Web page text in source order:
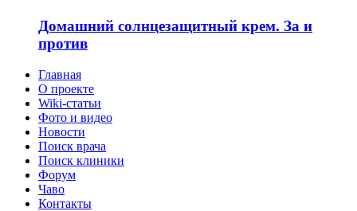
Домашний солнцезащитный крем. За и
против
Главная
О проекте
Wiki-статьи
Фото и видео
Новости
Поиск врача
Поиск клиники
Форум
Чаво
Контакты